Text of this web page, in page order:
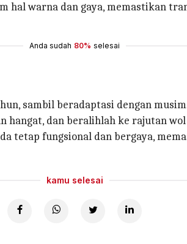
hal warna dan gaya, memastikan
Anda sudah 80% selesai
sambil beradaptasi dengan
dan beralihlah ke rajutan
tetap fungsional dan bergaya,
kamu selesai